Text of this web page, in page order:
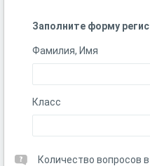
Заполните форму
Фамилия, Имя
Класс
Количество вопросов в